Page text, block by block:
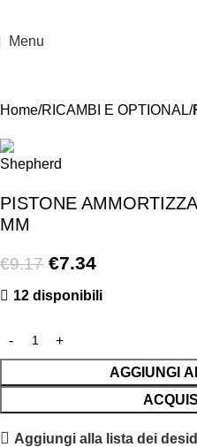
Menu
Home RICAMBI E OPTIONAL
PISTONE
MM
€9.17 €7.34
12 disponibili
AGGIUNGI
Aggiungi alla lista dei